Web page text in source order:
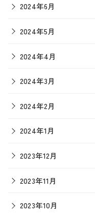
2024年6月
2024年5月
2024年4月
2024年3月
2024年2月
2024年1月
2023年12月
2023年11月
2023年10月